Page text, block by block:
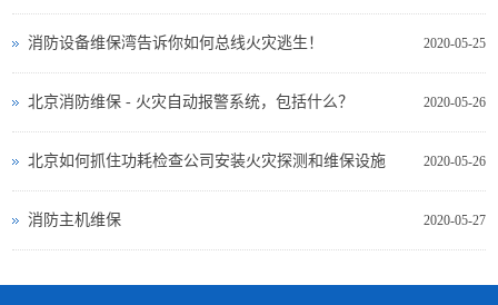
2020-05-25
消防设备维保湾告诉你如何总线火灾逃生！
2020-05-26
北京消防维保 - 火灾自动报警系统，包括什么？
2020-05-26
北京如何抓住功耗检查公司安装火灾探测和维保设施
2020-05-27
消防主机维保